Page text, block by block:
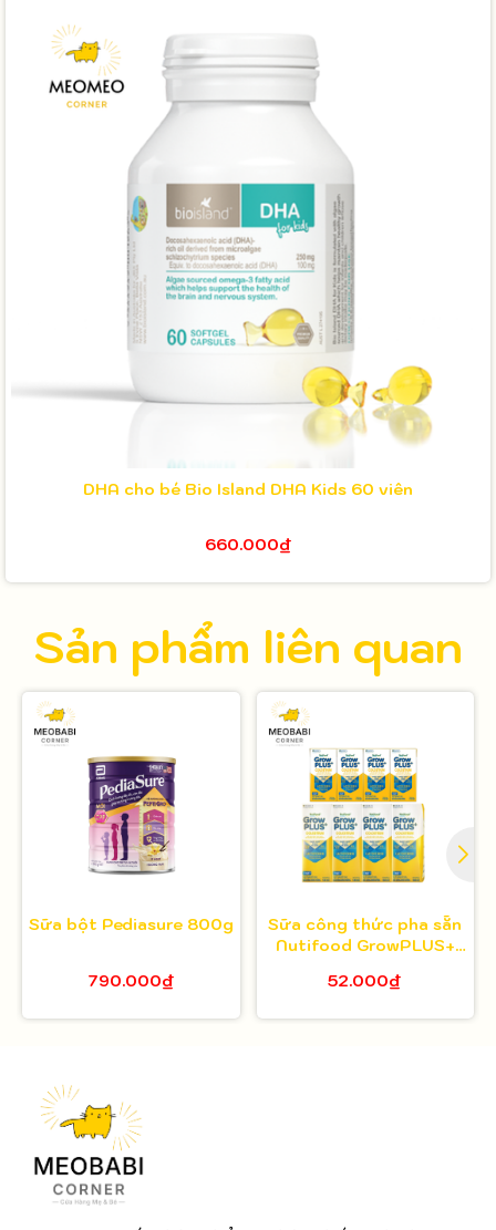
DHA cho bé Bio Island DHA Kids 60 viên
660.000₫
Sản phẩm liên quan
Sữa bột Pediasure 800g
790.000₫
Sữa công thức pha sẵn
Nutifood GrowPLUS+
52.000₫